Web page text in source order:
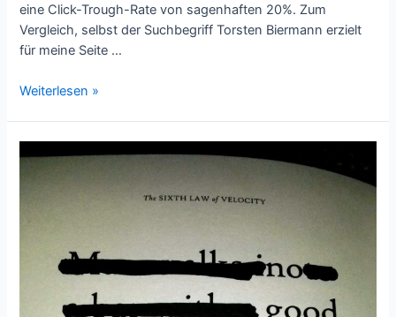
eine Click-Trough-Rate von sagenhaften 20%. Zum
Vergleich, selbst der Suchbegriff Torsten Biermann erzielt
für meine Seite …
Bin
Musterbrecher?
Weiterlesen »